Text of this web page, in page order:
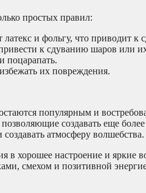
простых правил:
латекс и фольгу, что приводит
к сдуванию шаров или
поцарапать.
их повреждения.
популярным и
создавать еще
атмосферу волшебства.
в хорошее настроение и яркие
смехом и позитивной